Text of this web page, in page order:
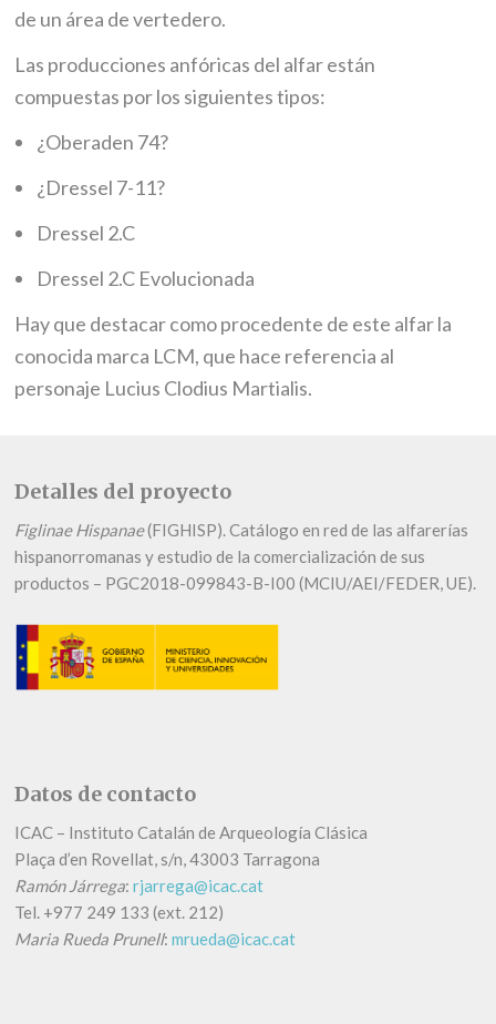
de un área de vertedero.
Las producciones anfóricas del alfar están
compuestas por los siguientes tipos:
¿Oberaden 74?
¿Dressel 7-11?
Dressel 2.C
Dressel 2.C Evolucionada
Hay que destacar como procedente de este alfar la
conocida marca LCM, que hace referencia al
personaje Lucius Clodius Martialis.
Detalles del proyecto
Figlinae Hispanae(FIGHISP). Catálogo en red de las alfarerías
hispanorromanas y estudio de la comercialización de sus
productos – PGC2018-099843-B-I00 (MCIU/AEI/FEDER, UE).
Datos de contacto
ICAC – Instituto Catalán de Arqueología Clásica
Plaça d’en Rovellat, s/n, 43003 Tarragona
Ramón Járrega:rjarrega@icac.cat
Tel. +977 249 133 (ext. 212)
Maria Rueda Prunell:mrueda@icac.cat